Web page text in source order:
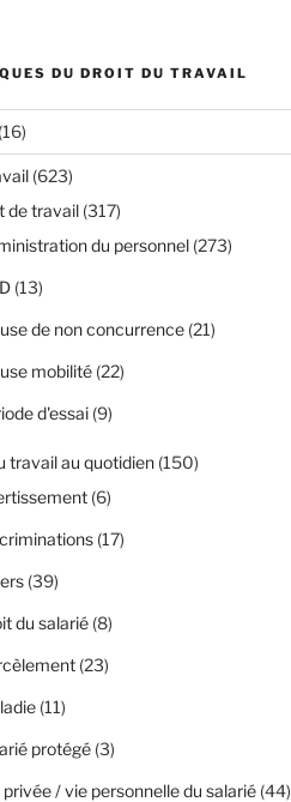
DU DROIT DU TRAVAIL
(623)
de travail(317)
du personnel(273)
(13)
de non concurrence(21)
mobilité(22)
d'essai(9)
travail au quotidien(150)
(6)
(17)
(39)
du salarié(8)
(23)
(11)
protégé(3)
/ vie personnelle du salarié(44)